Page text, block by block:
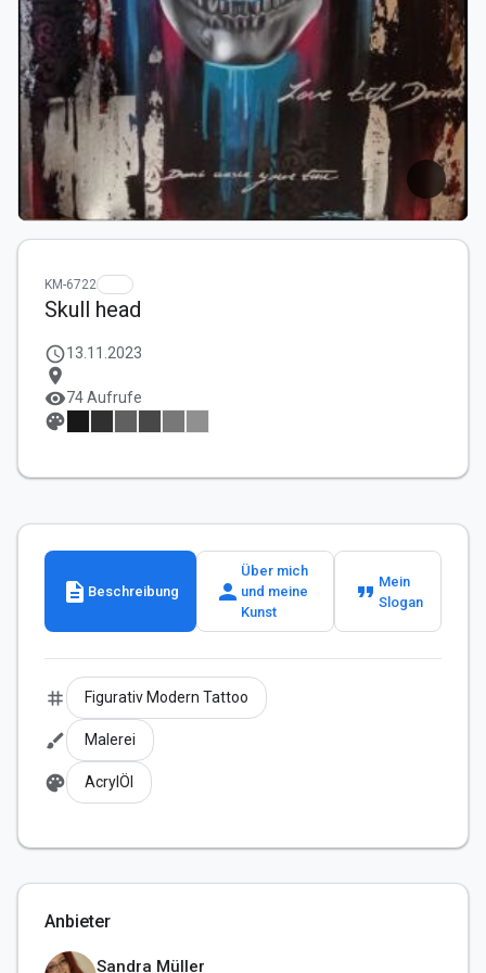
KM-6722
Skull head
schedule13.11.2023
location_on
visibility74 Aufrufe
palette
description Beschreibung person
Über mich
und meine
Kunst
format_quote Mein
Slogan
tag Figurativ Modern Tattoo
brush Malerei
palette AcrylÖl
Anbieter
Sandra Müller